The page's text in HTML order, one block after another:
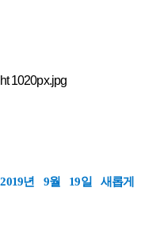
2019년 9월 19일 새롭게